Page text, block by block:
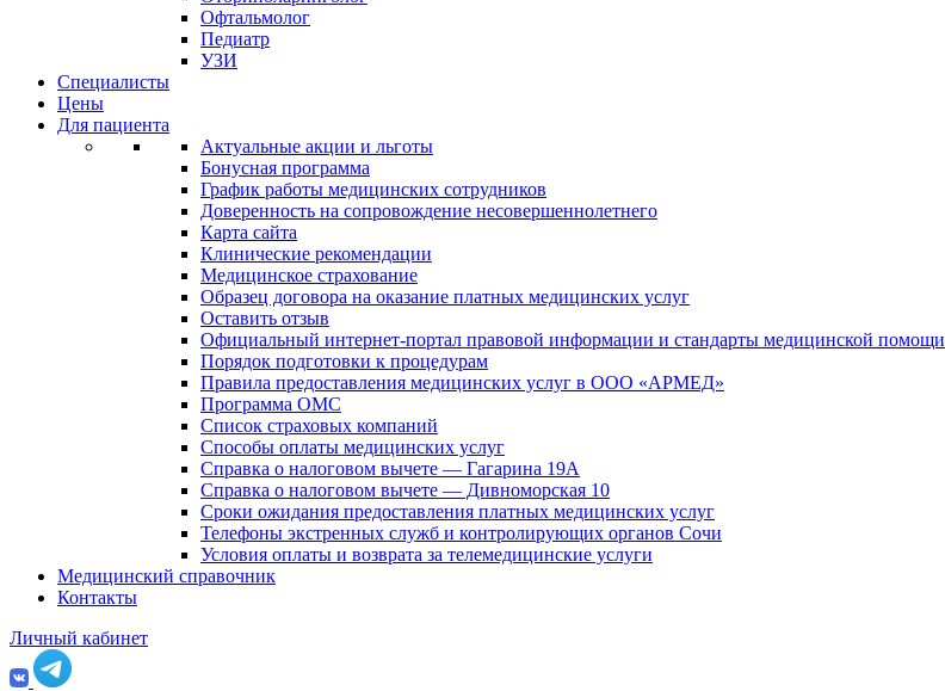
Офтальмолог
Педиатр
УЗИ
Специалисты
Цены
Для пациента
Актуальные акции и льготы
Бонусная программа
График работы медицинских сотрудников
Доверенность на сопровождение несовершеннолетнего
Карта сайта
Клинические рекомендации
Медицинское страхование
Образец договора на оказание платных медицинских услуг
Оставить отзыв
Официальный интернет-портал правовой информации и стандарты медицинской помощи
Порядок подготовки к процедурам
Правила предоставления медицинских услуг в ООО «АРМЕД»
Программа ОМС
Список страховых компаний
Способы оплаты медицинских услуг
Справка о налоговом вычете — Гагарина 19А
Справка о налоговом вычете — Дивноморская 10
Сроки ожидания предоставления платных медицинских услуг
Телефоны экстренных служб и контролирующих органов Сочи
Условия оплаты и возврата за телемедицинские услуги
Медицинский справочник
Контакты
Личный кабинет